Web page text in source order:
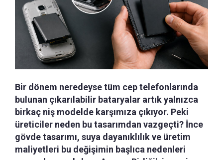
Bir dönem neredeyse tüm cep telefonlarında
bulunan çıkarılabilir bataryalar artık yalnızca
birkaç niş modelde karşımıza çıkıyor. Peki
üreticiler neden bu tasarımdan vazgeçti? İnce
gövde tasarımı, suya dayanıklılık ve üretim
maliyetleri bu değişimin başlıca nedenleri